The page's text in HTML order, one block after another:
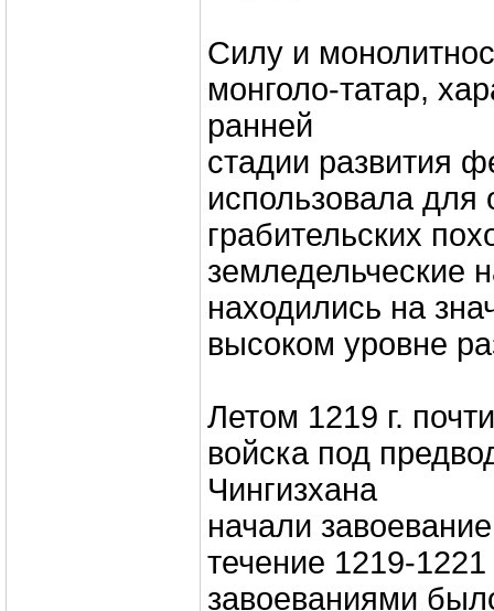
Силу и
монголо-татар,
ранней
стадии развития
использовала для
грабительских
земледельческие
находились на
высоком уровне
Летом 1219 г.
войска под
Чингизхана
начали
течение 1219-1221
завоеваниями